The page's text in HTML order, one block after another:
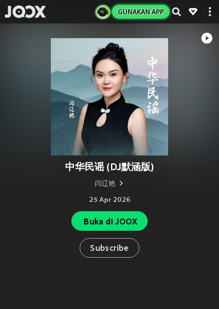
GUNAKAN APP
中华民谣 (DJ默涵版)
闫辽艳
25 Apr 2026
Buka di JOOX
Subscribe